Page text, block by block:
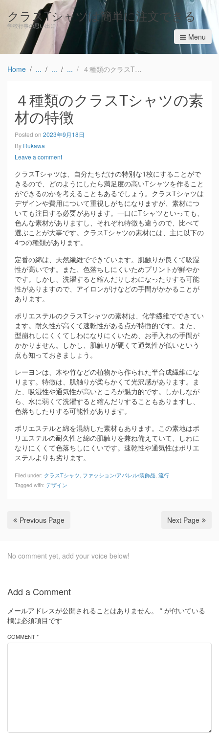
クラスTシャツは簡単に注文できる
学校行事の思い出に
Menu
Home ４種類のクラスTシャツの素材の特徴
４種類のクラスTシャツの素
材の特徴
Posted on 2023年9月18日
By Rukawa
Leave a comment
クラスTシャツは、自分たちだけの特別な1枚にすることがで
きるので、どのようにしたら満足度の高いTシャツを作ること
ができるのかを考えることもあるでしょう。 クラスTシャツは
デザインや費用について重視しがちになりますが、素材につ
いても注目する必要があります。一口にTシャツといっても、
色んな素材がありますし、それぞれ特徴も違うので、比べて
選ぶことが大事です。クラスTシャツの素材には、主に以下の
4つの種類があります。
定番の綿は、天然繊維でできています。肌触りが良くて吸湿
性が高いです。また、色落ちしにくいためプリントが鮮やか
です。しかし、洗濯すると縮んだりしわになったりする可能
性がありますので、アイロンがけなどの手間がかかることが
あります。
ポリエステルのクラスTシャツの素材は、化学繊維でできてい
ます。耐久性が高くて速乾性がある点が特徴的です。また、
型崩れしにくくてしわになりにくいため、お手入れの手間が
かかりません。しかし、肌触りが硬くて通気性が低いという
点も知っておきましょう。
レーヨンは、木や竹などの植物から作られた半合成繊維にな
ります。特徴は、肌触りが柔らかくて光沢感があります。ま
た、吸湿性や通気性が高いところが魅力的です。しかしなが
ら、水に弱くて洗濯すると縮んだりすることもありますし、
色落ちしたりする可能性があります。
ポリエステルと綿を混紡した素材もあります。この素地はポ
リエステルの耐久性と綿の肌触りを兼ね備えていて、しわに
なりにくくて色落ちしにくいです。速乾性や通気性はポリエ
ステルよりも劣ります。
Filed under: クラスTシャツ ファッション/アパレル/装飾品 流行
Tagged with: デザイン
Previous Page Next Page
No comment yet, add your voice below!
Add a Comment
メールアドレスが公開されることはありません。 * が付いている
欄は必須項目です
COMMENT *